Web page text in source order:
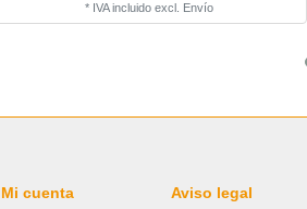
* IVA incluido excl. Envío
Mi cuenta Aviso legal